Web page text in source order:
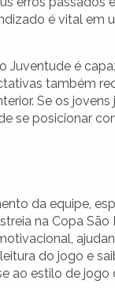
é vital em
é
também
Se os
se posicionar
da equipe,
na Copa
do jogo e
ao estilo de jogo